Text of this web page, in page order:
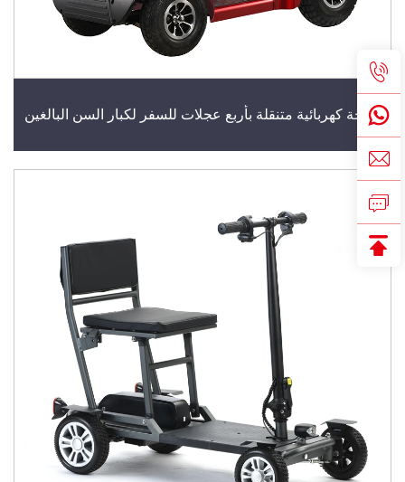
دراجة كهربائية متنقلة بأربع عجلات للسفر لكبار السن البالغين